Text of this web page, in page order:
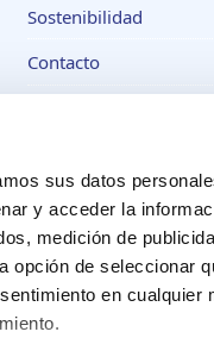
sus datos
y acceder la
medición de
opción de seleccionar
en cualquier
Sostenibilidad
Contacto